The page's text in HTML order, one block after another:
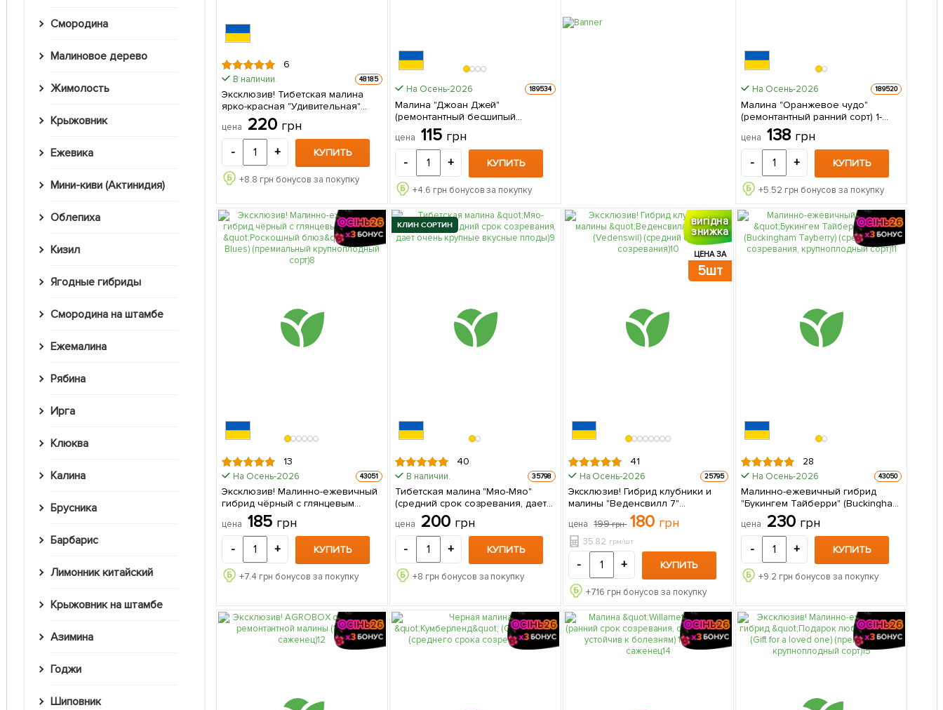
Смородина
Малиновое дерево
Жимолость
Крыжовник
Ежевика
Мини-киви (Актинидия)
Облепиха
Кизил
Ягодные гибриды
Смородина на штамбе
Ежемалина
Рябина
Ирга
Клюква
Калина
Брусника
Барбарис
Лимонник китайский
Крыжовник на штамбе
Азимина
Годжи
Шиповник
6
В наличии. 48185
Эксклюзив! Тибетская малина
ярко-красная "Удивительная"
(Amazing) (премиальный
гибридный сорт, крупные ягоды)
(Корневище) 1 шт в упаковке
цена 220 грн
- + КУПИТЬ
+8.8 грн бонусов за покупку
На Осень-2026 189534
Малина "Джоан Джей"
(ремонтантный бесшипый
высокоурожайный сорт
шотландской селекции) 1-летний
саженец 1 шт в упаковке
цена 115 грн
- + КУПИТЬ
+4.6 грн бонусов за покупку
На Осень-2026 189520
Малина "Оранжевое чудо"
(ремонтантный ранний сорт) 1-
цена 138 грн
- + КУПИТЬ
+5.52 грн бонусов за покупку
13
На Осень-2026 43051
Эксклюзив! Малинно-ежевичный
гибрид чёрный с глянцевым
блеском "Роскошный блюз"
(Luxury Blues) (премиальный
крупноплодный сорт)
(Корневище) 1 шт в упаковке
цена 185 грн
- + КУПИТЬ
+7.4 грн бонусов за покупку
КЛИН СОРТИН
40
В наличии. 35798
Тибетская малина "Мяо-Мяо"
(средний срок созревания, дает
очень крупные вкусные плоды)
(Корневище) 1 шт в упаковке
цена 200 грн
- + КУПИТЬ
+8 грн бонусов за покупку
вигідна
знижка
ЦЕНА ЗА
5шт
41
На Осень-2026 25795
Эксклюзив! Гибрид клубники и
малины "Веденсвилл 7"
(Vedenswil) (средний срок
созревания) 5 шт в упаковке
цена 199грн 180 грн
35.82 грн/шт
- + КУПИТЬ
+7.16 грн бонусов за покупку
28
На Осень-2026 43050
Малинно-ежевичный гибрид
"Букингем Тайберри" (Buckingham
Tayberry) (средний срок
созревания, крупноплодный
сорт) (Корневище) 1 шт в
упаковке
цена 230 грн
- + КУПИТЬ
+9.2 грн бонусов за покупку